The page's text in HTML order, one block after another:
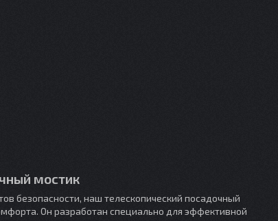
мостик
безопасности, наш телескопический посадочный
Он разработан специально для эффективной